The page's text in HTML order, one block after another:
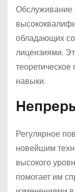
Обслуживание
обладающих
лицензиями.
теоретическое
навыки.
Регулярное
новейшим
высокого
помогает им